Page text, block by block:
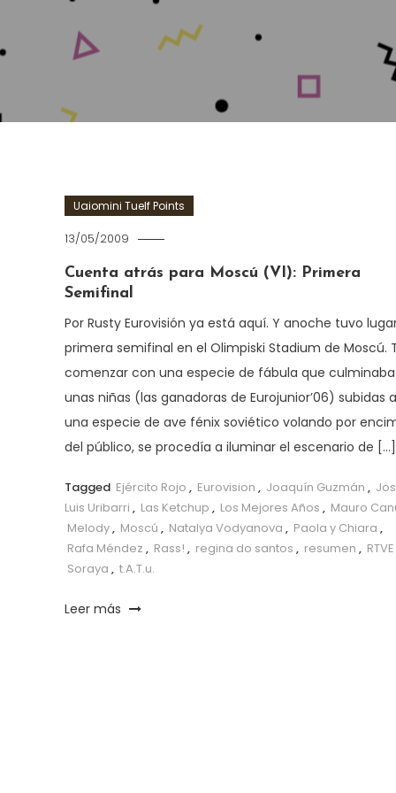
Uaiomini Tuelf Points
13/05/2009
Cuenta atrás para Moscú (VI): Primera
Semifinal
Por Rusty Eurovisión ya está aquí. Y anoche tuvo
primera semifinal en el Olimpiski Stadium de Moscú.
comenzar con una especie de fábula que
unas niñas (las ganadoras de Eurojunior’06) subidas a
una especie de ave fénix soviético volando por
del público, se procedía a iluminar el escenario de […]
Tagged Ejército Rojo , Eurovision , Joaquín Guzmán ,
Luis Uribarri , Las Ketchup , Los Mejores Años , Mauro
Melody, Moscú , Natalya Vodyanova , Paola y Chiara ,
Rafa Méndez , Rass! , regina do santos , resumen , RTVE
Soraya , t.A.T.u.
Leer más